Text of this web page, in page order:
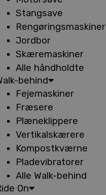
Stangsave
Rengøringsmaskiner
Jordbor
Skæremaskiner
Alle håndholdte
behind
Fejemaskiner
Fræsere
Plæneklippere
Vertikalskærere
Kompostkværne
Pladevibratorer
Alle Walk-behind
On